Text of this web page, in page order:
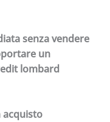
senza vendere
un
lombard
acquisto